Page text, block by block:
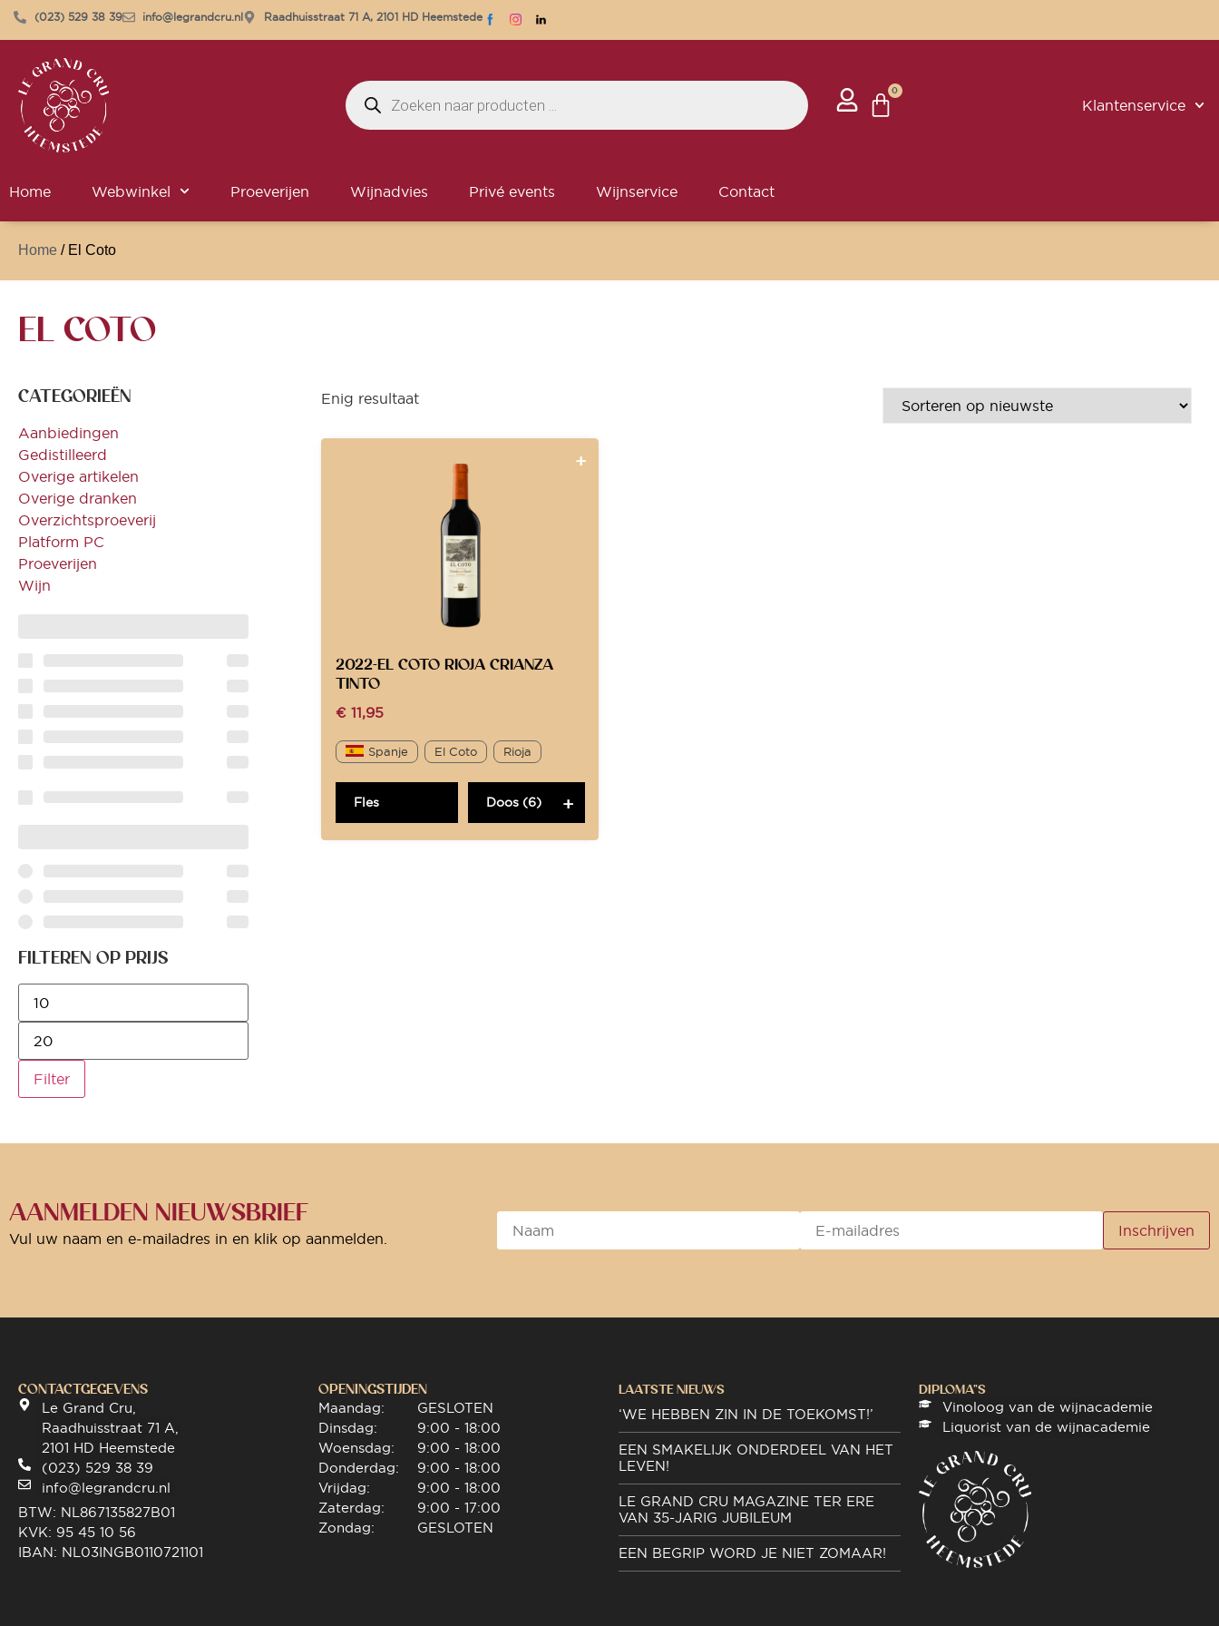
(023) 529 38 39 info@legrandcru.nl Raadhuisstraat 71 A, 2101 HD Heemstede
0
Klantenservice
Home Webwinkel Proeverijen Wijnadvies Privé events Wijnservice Contact
Home / El Coto
EL COTO
CATEGORIEËN
Aanbiedingen
Gedistilleerd
Overige artikelen
Overige dranken
Overzichtsproeverij
Platform PC
Proeverijen
Wijn
FILTEREN OP PRIJS
Filter
Enig resultaat
2022-EL COTO RIOJA CRIANZA
TINTO
€11,95
Spanje El Coto Rioja
Fles Doos (6)
AANMELDEN NIEUWSBRIEF
Vul uw naam en e-mailadres in en klik op aanmelden.
CONTACTGEGEVENS
Le Grand Cru,
Raadhuisstraat 71 A,
2101 HD Heemstede
(023) 529 38 39
info@legrandcru.nl
BTW: NL867135827B01
KVK: 95 45 10 56
IBAN: NL03INGB0110721101
OPENINGSTIJDEN
Maandag:
Dinsdag:
Woensdag:
Donderdag:
Vrijdag:
Zaterdag:
Zondag:
GESLOTEN
9:00 - 18:00
9:00 - 18:00
9:00 - 18:00
9:00 - 18:00
9:00 - 17:00
GESLOTEN
LAATSTE NIEUWS
‘WE HEBBEN ZIN IN DE TOEKOMST!’
EEN SMAKELIJK ONDERDEEL VAN HET
LEVEN!
LE GRAND CRU MAGAZINE TER ERE
VAN 35-JARIG JUBILEUM
EEN BEGRIP WORD JE NIET ZOMAAR!
DIPLOMA"S
Vinoloog van de wijnacademie
Liquorist van de wijnacademie